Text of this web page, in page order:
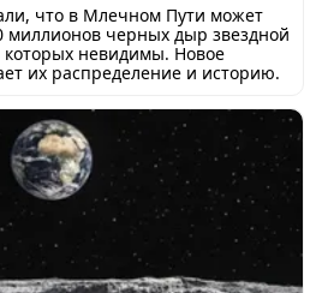
что в Млечном Пути может
миллионов черных дыр звездной
невидимы. Новое
их распределение и историю.